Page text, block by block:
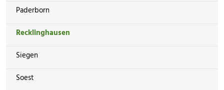
Paderborn
Recklinghausen
Siegen
Soest